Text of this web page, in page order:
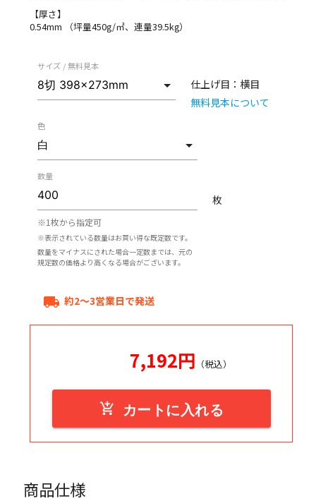
【厚さ】
0.54mm （坪量450g/㎡、連量39.5kg）
サイズ / 無料見本
仕上げ目：横目
無料見本について
色
数量
※1枚から指定可
※表示されている数量はお買い得な既定数です。
数量をマイナスにされた場合一定数までは、元の
規定数の価格より高くなる場合がございます。
枚
local_shipping 約2～3営業日で発送
7,192円 （税込）
add_shopping_cart カートに入れる
商品仕様